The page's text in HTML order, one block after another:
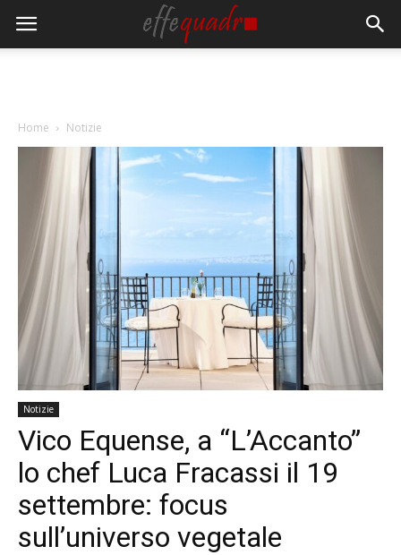
Home Notizie
Notizie
Vico Equense, a “L’Accanto”
lo chef Luca Fracassi il 19
settembre: focus
sull’universo vegetale